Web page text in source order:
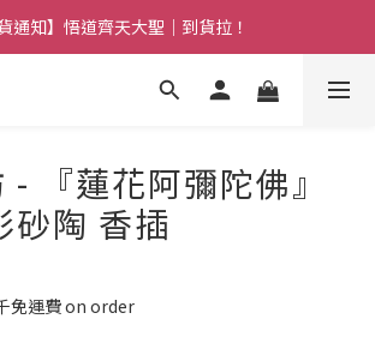
有系列！四種寶物幫你財運「轉」進來
貨通知】悟道齊天大聖｜到貨拉！
有系列！四種寶物幫你財運「轉」進來
『蓮花阿彌陀佛』
砂陶 香插
免運費 on order